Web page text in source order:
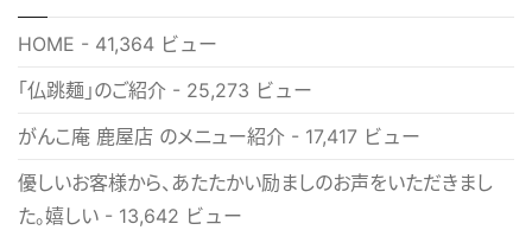
HOME - 41,364 ビュー
「仏跳麺」のご紹介 - 25,273 ビュー
がんこ庵 鹿屋店 のメニュー紹介 - 17,417 ビュー
優しいお客様から、あたたかい励ましのお声をいただきまし
た。嬉しい - 13,642 ビュー